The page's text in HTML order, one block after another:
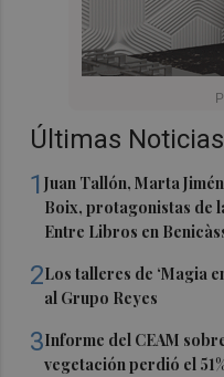
Últimas Noticias
1Juan Tallón, Marta
Boix, protagonistas de
Entre Libros en
2Los talleres de ‘Magia
al Grupo Reyes
3Informe del CEAM
vegetación perdió el